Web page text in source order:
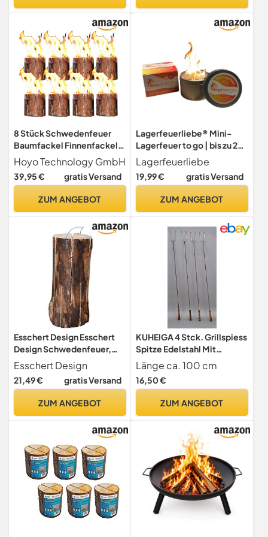
8 Stück Schwedenfeuer
Baumfackel Finnenfackel
Gartenfackel Fackel H 19
cm D 14-20 cm
Hoyo Technology GmbH
39,95 € gratis Versand
ZUM ANGEBOT
Lagerfeuerliebe® Mini-
Lagerfeuer to go | bis zu 2
Std. Brenndauer |
wiederverwendbar, leicht
& sicher | Ø 7 cm | klein &
| Tischfeuer | Feuerschale |
Lagerfeuerliebe
19,99 € gratis Versand
ZUM ANGEBOT
Esschert Design Esschert
Design Schwedenfeuer,
Baumfackel, Größe M, ca.
50 cm hoch
Esschert Design
21,49 € gratis Versand
ZUM ANGEBOT
KUHEIGA 4 Stck. Grillspiess
Spitze Edelstahl Mit
Holzgriff für
Feuerschale/Feuerkorb
Länge ca. 100 cm
16,50 €
ZUM ANGEBOT